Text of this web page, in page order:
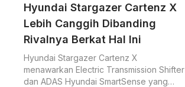
Hyundai Stargazer Cartenz X
Lebih Canggih Dibanding
Rivalnya Berkat Hal Ini
Hyundai Stargazer Cartenz X
menawarkan Electric Transmission Shifter
dan ADAS Hyundai SmartSense yang